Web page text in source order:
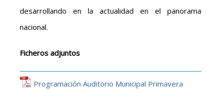
desarrollando en la actualidad en el panorama
nacional.
Ficheros adjuntos
Programación Auditorio Municipal Primavera